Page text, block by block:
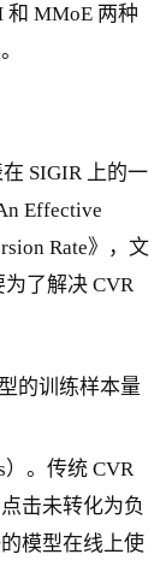
和 MMoE 两种
SIGIR 上的一
Effective
Rate》，文
了解决 CVR
的训练样本量
）。传统 CVR
击未转化为负
模型在线上使